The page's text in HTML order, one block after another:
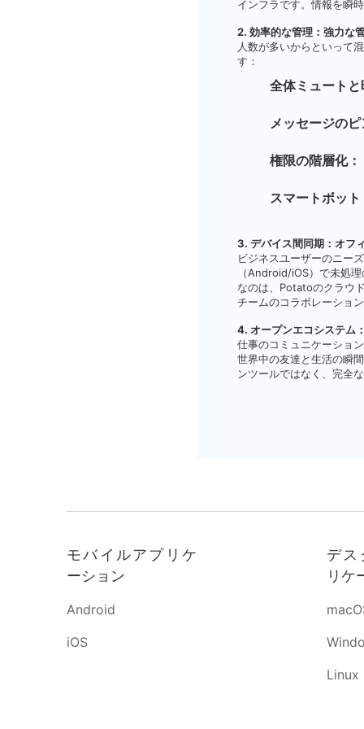
インフラです。情報を瞬
2. 効率的な管理：強力な
人数が多いからといって
す：
全体ミュート
メッセージの
権限の階層化：
スマートボット
3. デバイス間同期：オフ
ビジネスユーザーのニー
（Android/iOS）で未処
なのは、Potatoのクラウ
チームのコラボレーショ
4. オープンエコシステム
仕事のコミュニケーショ
世界中の友達と生活の瞬
ンツールではなく、完全
モバイルアプリケ
ーション
Android
iOS
デス
リケ
Linux